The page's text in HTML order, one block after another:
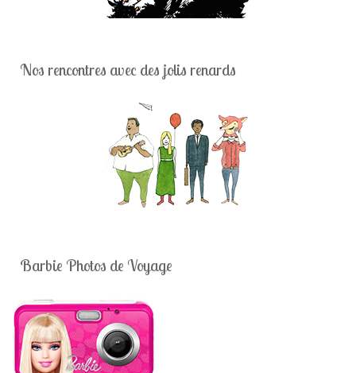
Nos rencontres avec des jolis renards
Barbie Photos de Voyage